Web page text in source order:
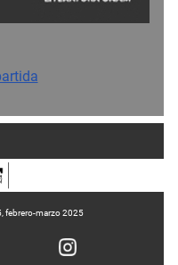
febrero-marzo 2025